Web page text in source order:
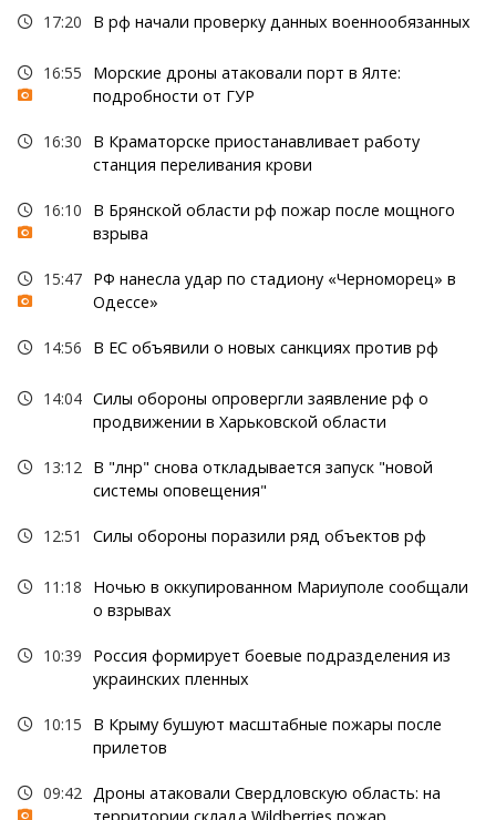
17:20 В рф начали проверку данных военнообязанных
16:55
Морские дроны атаковали порт в Ялте:
подробности от ГУР
16:30
В Краматорске приостанавливает работу
станция переливания крови
16:10
В Брянской области рф пожар после мощного
взрыва
15:47 РФ нанесла удар по стадиону «Черноморец» в
Одессе»
14:56 В ЕС объявили о новых санкциях против рф
14:04 Силы обороны опровергли заявление рф о
продвижении в Харьковской области
13:12 В "лнр" снова откладывается запуск "новой
системы оповещения"
12:51 Силы обороны поразили ряд объектов рф
11:18
Ночью в оккупированном Мариуполе сообщали
о взрывах
10:39
Россия формирует боевые подразделения из
украинских пленных
10:15
В Крыму бушуют масштабные пожары после
прилетов
09:42 Дроны атаковали Свердловскую область: на